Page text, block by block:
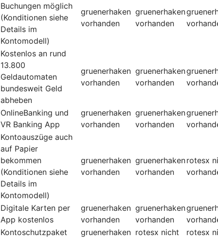
Buchungen möglich
(Konditionen siehe
Details im
Kontomodell)
gruenerhaken
vorhanden
gruenerhaken
vorhanden
Kostenlos an rund
13.800
Geldautomaten
bundesweit Geld
abheben
gruenerhaken
vorhanden
gruenerhaken
vorhanden
OnlineBanking und
VR Banking App
gruenerhaken
vorhanden
gruenerhaken
vorhanden
Kontoauszüge auch
auf Papier
bekommen
(Konditionen siehe
Details im
Kontomodell)
gruenerhaken
vorhanden
gruenerhaken
vorhanden
rotesx
Digitale Karten per
App kostenlos
gruenerhaken
vorhanden
gruenerhaken
vorhanden
Kontoschutzpaket
gruenerhaken rotesx nicht
rotesx